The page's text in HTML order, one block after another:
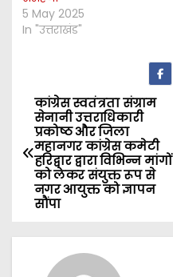
5 May 2025
In "उत्तराखंड"
P
o
s
n
कांग्रेस स्वतंत्रता संग्राम
सेनानी उत्तराधिकारी
प्रकोष्ठ और जिला
महानगर कांग्रेस कमेटी
हरिद्वार द्वारा विभिन्न मांगों
को लेकर संयुक्त रूप से
नगर आयुक्त को ज्ञापन
सौंपा